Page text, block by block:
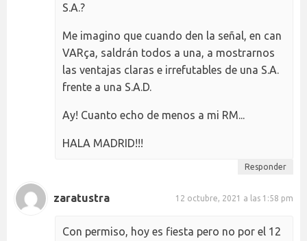
S.A.?
Me imagino que cuando den la señal, en can
VARça, saldrán todos a una, a mostrarnos
las ventajas claras e irrefutables de una S.A.
frente a una S.A.D.
Ay! Cuanto echo de menos a mi RM...
HALA MADRID!!!
Responder
zaratustra 12 octubre, 2021 a las 1:58 pm
Con permiso, hoy es fiesta pero no por el 12